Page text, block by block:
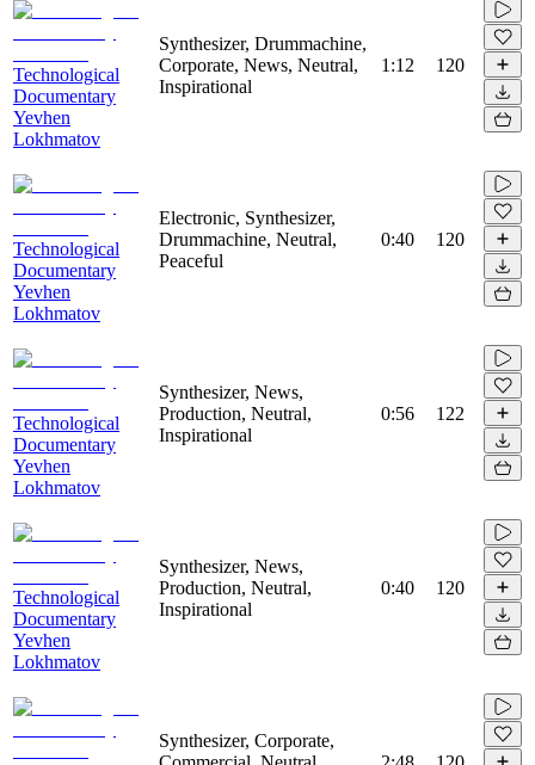
Technological
Documentary
Yevhen
Lokhmatov
Synthesizer, Drummachine,
Corporate, News, Neutral,
Inspirational
1:12 120
Technological
Documentary
Yevhen
Lokhmatov
Electronic, Synthesizer,
Drummachine, Neutral,
Peaceful
0:40 120
Technological
Documentary
Yevhen
Lokhmatov
Synthesizer, News,
Production, Neutral,
Inspirational
0:56 122
Technological
Documentary
Yevhen
Lokhmatov
Synthesizer, News,
Production, Neutral,
Inspirational
0:40 120
Synthesizer, Corporate,